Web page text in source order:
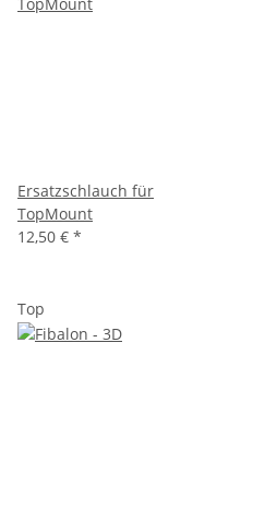
Ersatzschlauch für
TopMount
12,50 € *
Top